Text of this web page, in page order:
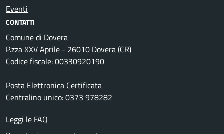
Eventi
CONTATTI
Comune di Dovera
P.zza XXV Aprile - 26010 Dovera (CR)
Codice fiscale: 00330920190
Posta Elettronica Certificata
Centralino unico: 0373 978282
Leggi le FAQ